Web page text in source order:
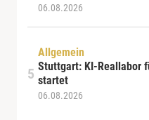
06.08.2026
Allgemein
Stuttgart: KI-Reallabor
startet
06.08.2026